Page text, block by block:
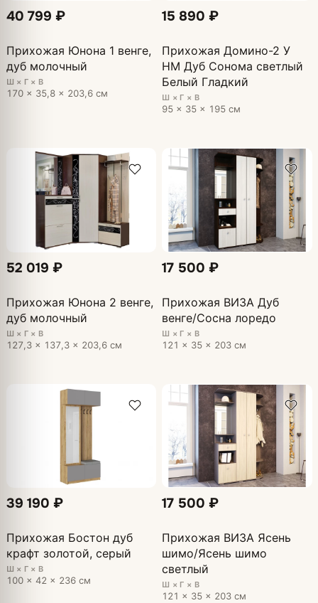
40 799 ₽
Прихожая Юнона 1 венге,
дуб молочный
Ш × Г × В
170 × 35,8 × 203,6 см
15 890 ₽
Прихожая Домино-2 У
НМ Дуб Сонома светлый
Белый Гладкий
Ш × Г × В
95 × 35 × 195 см
52 019 ₽
Прихожая Юнона 2 венге,
дуб молочный
Ш × Г × В
127,3 × 137,3 × 203,6 см
17 500 ₽
Прихожая ВИЗА Дуб
венге/Сосна лоредо
Ш × Г × В
121 × 35 × 203 см
39 190 ₽
Прихожая Бостон дуб
крафт золотой, серый
Ш × Г × В
100 × 42 × 236 см
17 500 ₽
Прихожая ВИЗА Ясень
шимо/Ясень шимо
светлый
Ш × Г × В
121 × 35 × 203 см